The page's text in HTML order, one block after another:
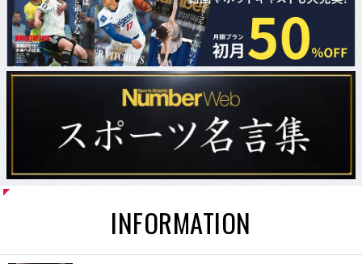
INFORMATION